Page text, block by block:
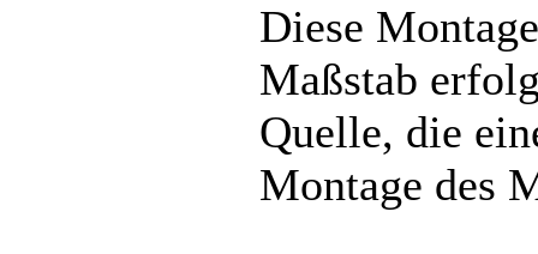
Diese
Maßstab
Quelle, die
Montage des